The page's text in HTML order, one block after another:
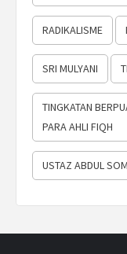
RADIKALISME
SRI MULYANI
TINGKATAN
PARA AHLI FIQH
USTAZ ABDUL